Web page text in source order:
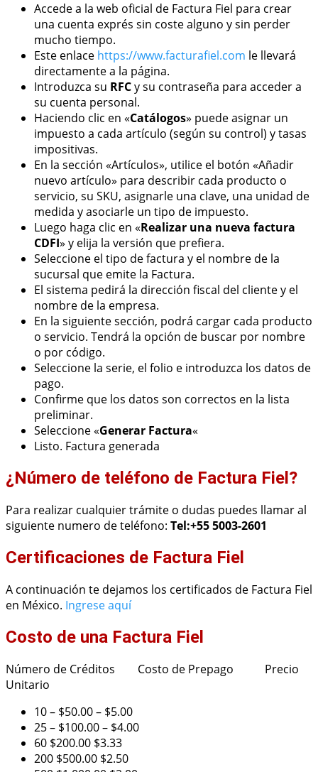
Accede a la web oficial de Factura Fiel para crear
una cuenta exprés sin coste alguno y sin perder
mucho tiempo.
Este enlace https://www.facturafiel.com le llevará
directamente a la página.
Introduzca su RFCy su contraseña para acceder a
su cuenta personal.
Haciendo clic en «Catálogos» puede asignar un
impuesto a cada artículo (según su control) y tasas
impositivas.
En la sección «Artículos», utilice el botón «Añadir
nuevo artículo» para describir cada producto o
servicio, su SKU, asignarle una clave, una unidad de
medida y asociarle un tipo de impuesto.
Luego haga clic en «Realizar una nueva factura
CDFI» y elija la versión que prefiera.
Seleccione el tipo de factura y el nombre de la
sucursal que emite la Factura.
El sistema pedirá la dirección fiscal del cliente y el
nombre de la empresa.
En la siguiente sección, podrá cargar cada producto
o servicio. Tendrá la opción de buscar por nombre
o por código.
Seleccione la serie, el folio e introduzca los datos de
pago.
Confirme que los datos son correctos en la lista
preliminar.
Seleccione «Generar Factura«
Listo. Factura generada
¿Número de teléfono de Factura Fiel?
Para realizar cualquier trámite o dudas puedes llamar al
siguiente numero de teléfono: Tel:+55 5003-2601
Certificaciones de Factura Fiel
A continuación te dejamos los certificados de Factura Fiel
en México. Ingrese aquí
Costo de una Factura Fiel
Número de Créditos Costo de Prepago Precio
Unitario
10 – $50.00 – $5.00
25 – $100.00 – $4.00
60 $200.00 $3.33
200 $500.00 $2.50